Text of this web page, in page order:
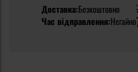
Доставка:Безкоштовно
Час відправлення:Негайно